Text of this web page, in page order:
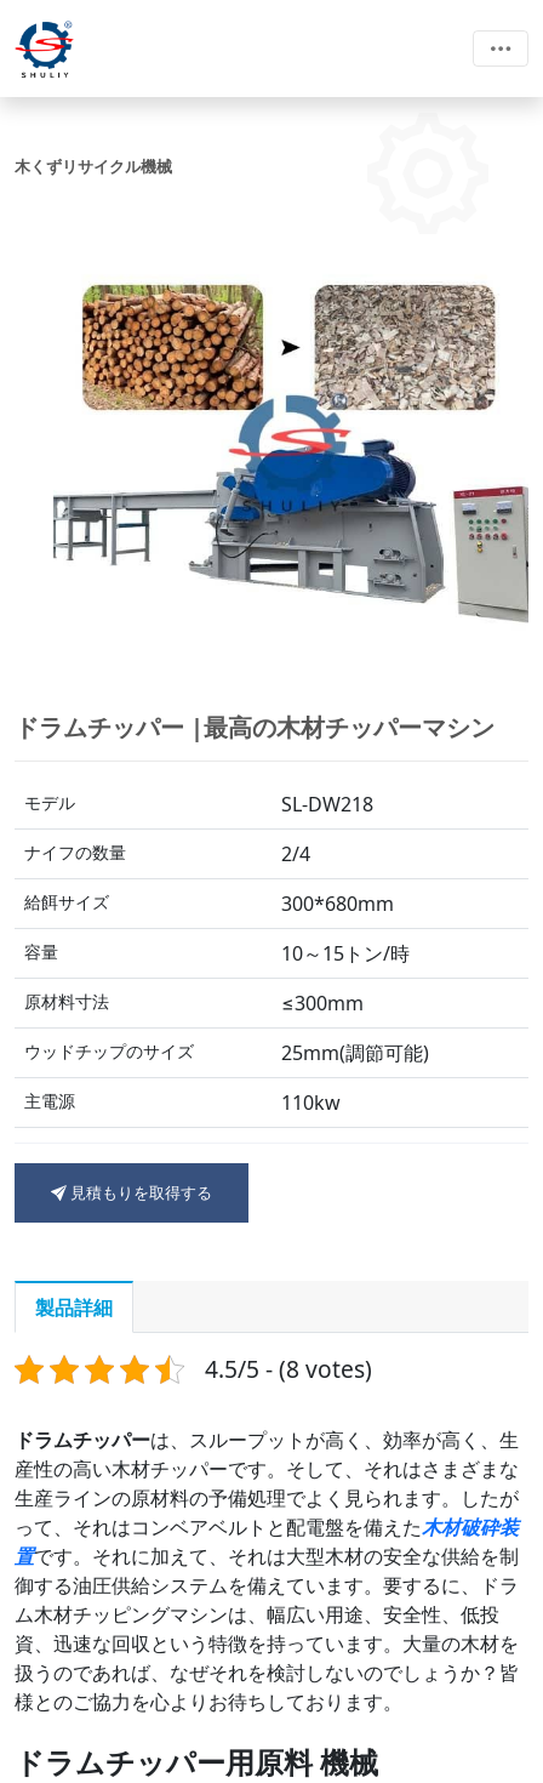
木くずリサイクル機械
ドラムチッパー |最高の木材チッパーマシン
モデル SL-DW218
ナイフの数量 2/4
給餌サイズ 300*680mm
容量 10～15トン/時
原材料寸法 ≤300mm
ウッドチップのサイズ 25mm(調節可能)
主電源 110kw
投入口コンベア
サイズ
見積もりを取得する
製品詳細
4.5/5 - (8 votes)
ドラムチッパーは、スループットが高く、効率が高く、生
産性の高い木材チッパーです。そして、それはさまざまな
生産ラインの原材料の予備処理でよく見られます。したが
って、それはコンベアベルトと配電盤を備えた木材破砕装
置です。それに加えて、それは大型木材の安全な供給を制
御する油圧供給システムを備えています。要するに、ドラ
ム木材チッピングマシンは、幅広い用途、安全性、低投
資、迅速な回収という特徴を持っています。大量の木材を
扱うのであれば、なぜそれを検討しないのでしょうか？皆
様とのご協力を心よりお待ちしております。
ドラムチッパー用原料機械